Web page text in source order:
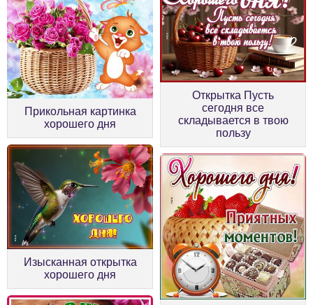
Прикольная картинка
хорошего дня
Открытка Пусть
сегодня все
складывается в твою
пользу
Изысканная открытка
хорошего дня